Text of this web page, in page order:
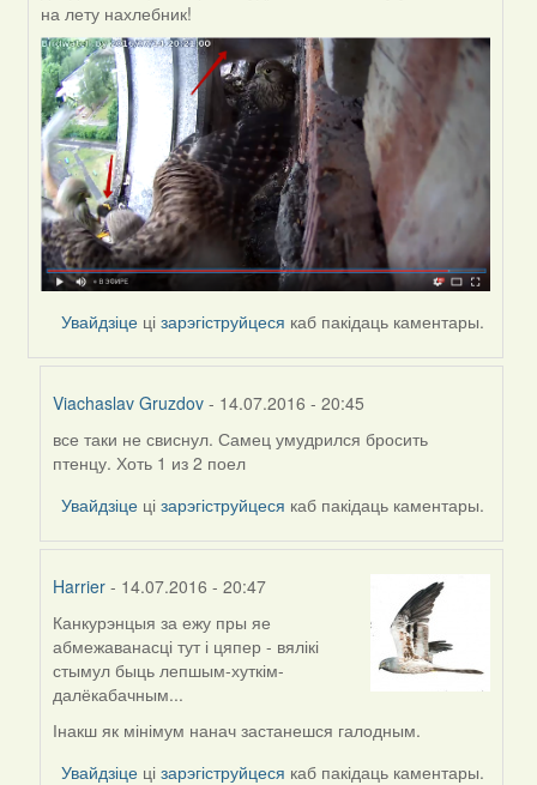
reply
to
by
Viachaslav
Gruzdov
на лету нахлебник!
Увайдзіце цізарэгіструйцеся каб пакідаць каментары.
Viachaslav Gruzdov - 14.07.2016 - 20:45
In
reply
to
Viachaslav
все таки не свиснул. Самец умудрился бросить
птенцу. Хоть 1 из 2 поел
Увайдзіце цізарэгіструйцеся каб пакідаць каментары.
Harrier - 14.07.2016 - 20:47
In
reply
to
by
Viachaslav
Канкурэнцыя за ежу пры яе
абмежаванасці тут і цяпер - вялікі
стымул быць лепшым-хуткім-
далёкабачным...
Інакш як мінімум нанач застанешся галодным.
Увайдзіце цізарэгіструйцеся каб пакідаць каментары.